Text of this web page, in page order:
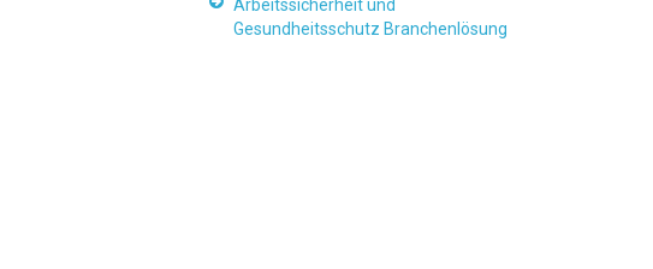
Arbeitssicherheit und
Gesundheitsschutz Branchenlösung